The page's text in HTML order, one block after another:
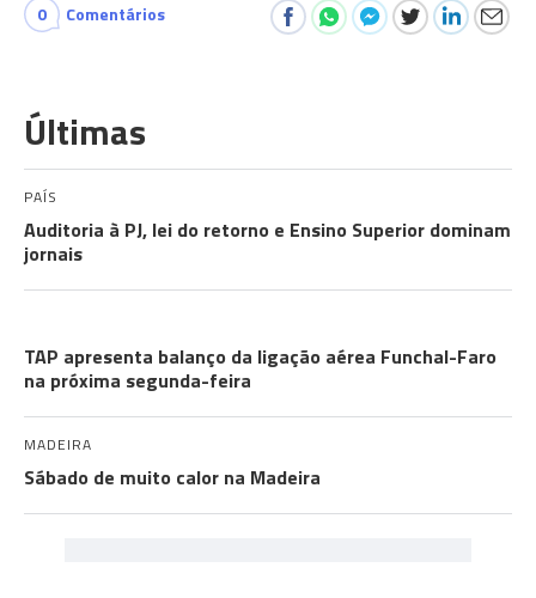
0 Comentários
Últimas
PAÍS
Auditoria à PJ, lei do retorno e Ensino Superior dominam
jornais
TAP apresenta balanço da ligação aérea Funchal-Faro
na próxima segunda-feira
MADEIRA
Sábado de muito calor na Madeira